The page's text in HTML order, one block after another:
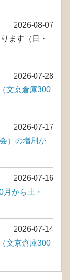
2026-08-07
ます（日・
2026-07-28
文京倉庫300
2026-07-17
）の増刷が
2026-07-16
から土・
2026-07-14
文京倉庫300